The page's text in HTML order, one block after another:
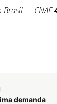
Brasil — CNAE
demanda